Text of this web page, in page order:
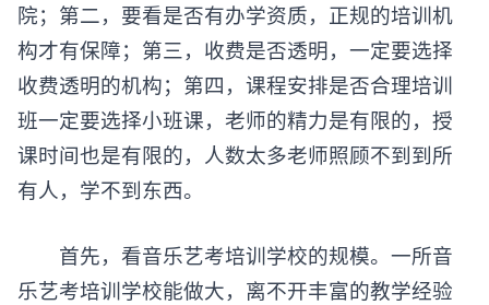
院；第二，要看是否有办学资质，正规的培训机
构才有保障；第三，收费是否透明，一定要选择
收费透明的机构；第四，课程安排是否合理培训
班一定要选择小班课，老师的精力是有限的，授
课时间也是有限的，人数太多老师照顾不到到所
有人，学不到东西。
首先，看音乐艺考培训学校的规模。一所音
乐艺考培训学校能做大，离不开丰富的教学经验